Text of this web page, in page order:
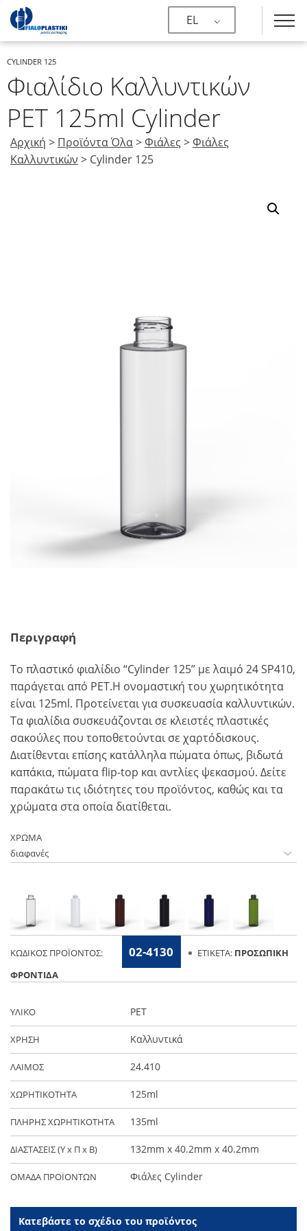
EL
CYLINDER 125
Φιαλίδιο Καλλυντικών
PET 125ml Cylinder
Αρχική > Προϊόντα Όλα>Φιάλες >Φιάλες
Καλλυντικών > Cylinder 125
Κατεβάστε το σχέδιο του προϊόντος
Περιγραφή
To πλαστικό φιαλίδιο “Cylinder 125” με λαιμό 24 SP410,
παράγεται από PET.Η ονομαστική του χωρητικότητα
είναι 125ml. Προτείνεται για συσκευασία καλλυντικών.
Τα φιαλίδια συσκευάζονται σε κλειστές πλαστικές
σακούλες που τοποθετούνται σε χαρτόδισκους.
Διατίθενται επίσης κατάλληλα πώματα όπως, βιδωτά
καπάκια, πώματα flip-top και αντλίες ψεκασμού. Δείτε
παρακάτω τις ιδιότητες του προϊόντος, καθώς και τα
χρώματα στα οποία διατίθεται.
ΥΛΙΚΟ PET
ΧΡΗΣΗ Καλλυντικά
ΛΑΙΜΟΣ 24.410
ΧΩΡΗΤΙΚΟΤΗΤΑ 125ml
ΠΛΗΡΗΣ ΧΩΡΗΤΙΚΟΤΗΤΑ 135ml
ΔΙΑΣΤΑΣΕΙΣ (Y x Π x Β) 132mm x 40.2mm x 40.2mm
ΟΜΑΔΑ ΠΡΟΪΟΝΤΩΝ Φιάλες Cylinder
ΧΡΩΜΑ
ΚΩΔΙΚΌΣ ΠΡΟΪΌΝΤΟΣ: 02-4130 ΕΤΙΚΈΤΑ: ΠΡΟΣΩΠΙΚΉ
ΦΡΟΝΤΊΔΑ